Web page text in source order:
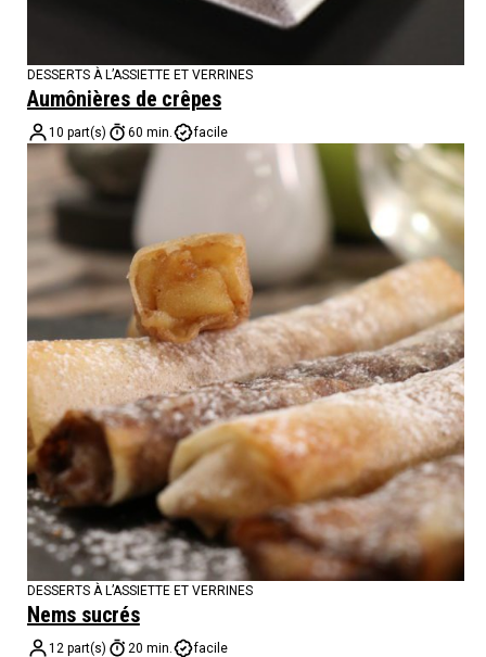
DESSERTS À L’ASSIETTE ET VERRINES
Aumônières de crêpes
10 part(s) 60 min. facile
DESSERTS À L’ASSIETTE ET VERRINES
Nems sucrés
12 part(s) 20 min. facile